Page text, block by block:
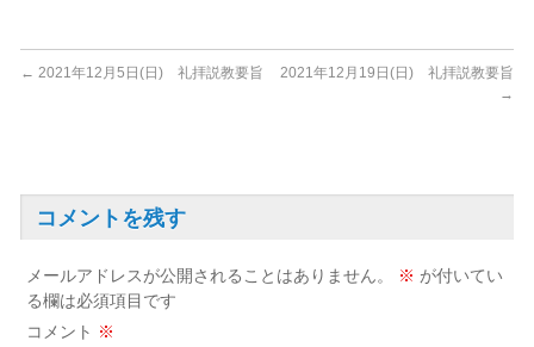
← 2021年12月5日(日) 礼拝説教要旨
2021年12月19日(日) 礼拝説教要旨
→
コメントを残す
メールアドレスが公開されることはありません。 ※ が付いてい
る欄は必須項目です
コメント ※